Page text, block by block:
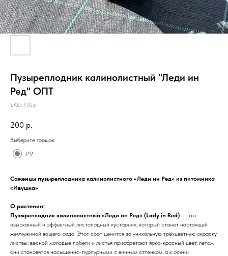
Пузыреплодник калинолистный "Леди ин
Ред" ОПТ
SKU: 1705
200 р.
Выберите горшок
Р9
Саженцы пузыреплодника калинолистного «Леди ин Ред» из питомника
«Ивушка»
О растении:
Пузыреплодник калинолистный «Леди ин Ред» (Lady in Red) — это
изысканный и эффектный листопадный кустарник, который станет настоящей
жемчужиной вашего сада. Этот сорт ценится за уникальную трёхцветную окраску
листвы: весной молодые побеги и листья приобретают ярко-красный цвет, летом
они становятся насыщенно-пурпурными с винным оттенком, а к осени